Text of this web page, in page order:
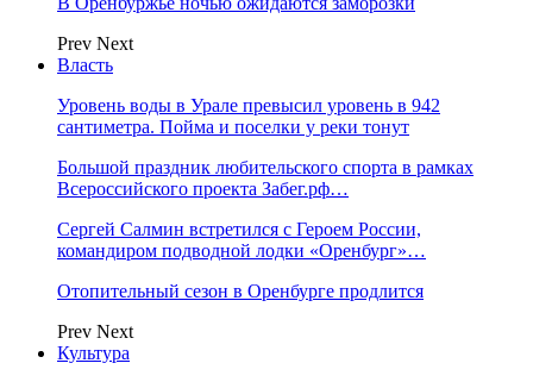
Prev Next
Власть
Уровень воды в Урале превысил уровень в 942
сантиметра. Пойма и поселки у реки тонут
Большой праздник любительского спорта в рамках
Всероссийского проекта Забег.рф…
Сергей Салмин встретился с Героем России,
командиром подводной лодки «Оренбург»…
Отопительный сезон в Оренбурге продлится
Prev Next
Культура